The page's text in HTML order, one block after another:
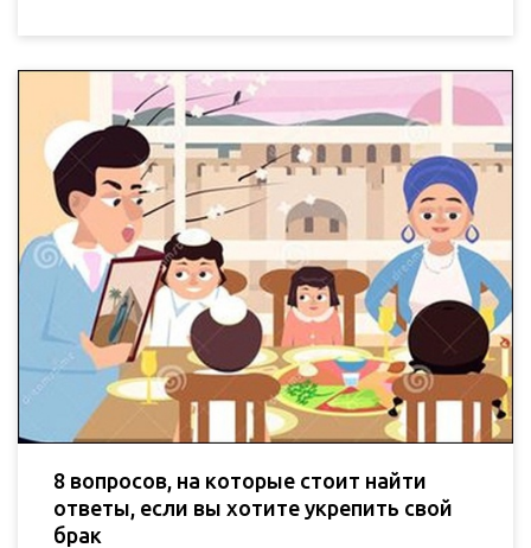
8 вопросов, на которые стоит найти
ответы, если вы хотите укрепить свой
брак